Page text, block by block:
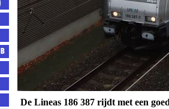
De Lineas 186 387 rijdt met een